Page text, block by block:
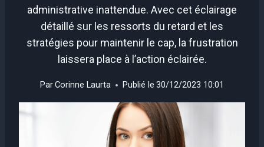
administrative inattendue. Avec cet éclairage
détaillé sur les ressorts du retard et les
stratégies pour maintenir le cap, la frustration
laissera place à l’action éclairée.
ParCorinne Laurta Publié le 30/12/2023 10:01